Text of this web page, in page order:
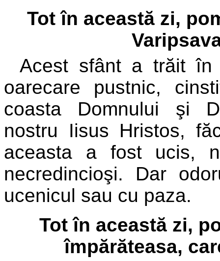
Tot în această zi,
Acest sfânt a trăit
oarecare pustnic,
coasta Domnului şi
nostru Iisus Hristos,
aceasta a fost ucis,
necredincioşi. Dar
ucenicul sau cu paza.
Tot în această zi,
împărăteasa,